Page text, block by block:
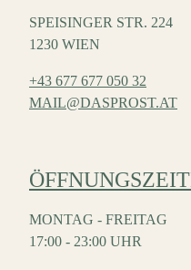
SPEISINGER STR. 224
1230 WIEN
+43 677 677 050 32
MAIL@DASPROST.AT
MONTAG - FREITAG
17:00 - 23:00 UHR